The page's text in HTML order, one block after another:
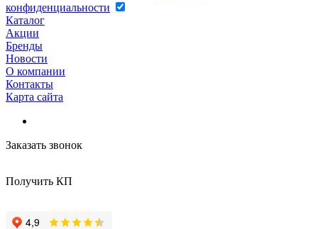
конфиденциальности
Каталог
Акции
Бренды
Новости
О компании
Контакты
Карта сайта
Заказать звонок
Получить КП